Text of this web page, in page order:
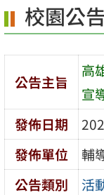
容
區
校園公
公告主旨
高
宣
發佈日期
發佈單位
輔
公告類別
活